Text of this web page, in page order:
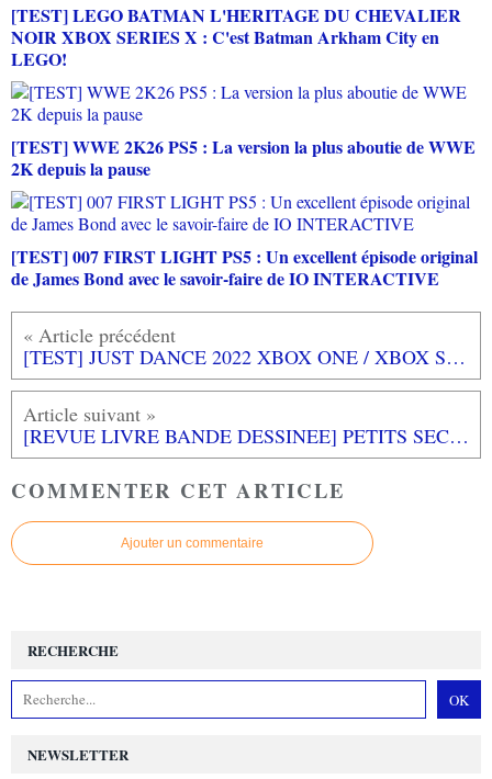
[TEST] LEGO BATMAN L'HERITAGE DU CHEVALIER
NOIR XBOX SERIES X : C'est Batman Arkham City en
LEGO!
[TEST] WWE 2K26 PS5 : La version la plus aboutie de WWE
2K depuis la pause
[TEST] 007 FIRST LIGHT PS5 : Un excellent épisode original
de James Bond avec le savoir-faire de IO INTERACTIVE
[TEST] JUST DANCE 2022 XBOX ONE / XBOX SERIES X : Au top du top du jeu de danse!
[REVUE LIVRE BANDE DESSINEE] PETITS SECRETS & GRANDES HISTOIRES DE CORSAIRES aux éditions PETIT A PETIT
COMMENTER CET ARTICLE
Ajouter un commentaire
NEWSLETTER
RECHERCHE